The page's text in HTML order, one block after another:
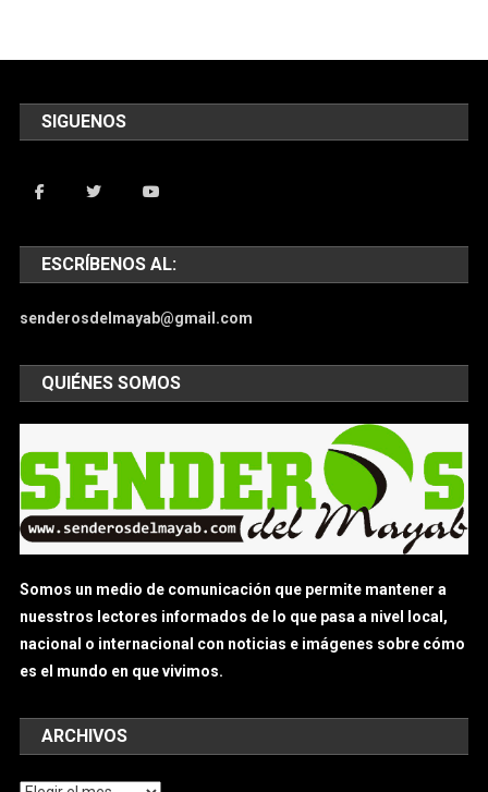
SIGUENOS
ESCRÍBENOS AL:
senderosdelmayab@gmail.com
QUIÉNES SOMOS
Somos un medio de comunicación que permite mantener a
nuesstros lectores informados de lo que pasa a nivel local,
nacional o internacional con noticias e imágenes sobre cómo
es el mundo en que vivimos.
ARCHIVOS